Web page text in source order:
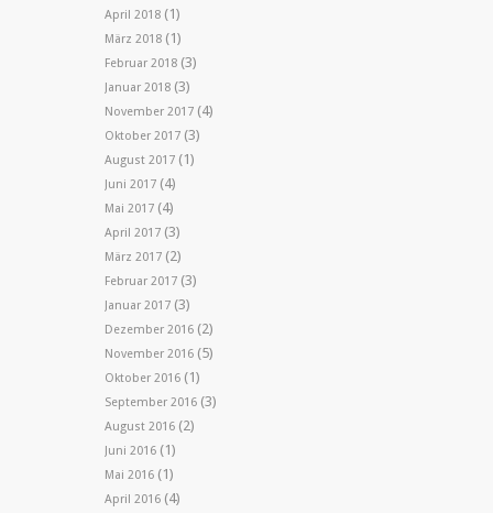
April 2018 (1)
März 2018 (1)
Februar 2018 (3)
Januar 2018 (3)
November 2017 (4)
Oktober 2017 (3)
August 2017 (1)
Juni 2017 (4)
Mai 2017 (4)
April 2017 (3)
März 2017 (2)
Februar 2017 (3)
Januar 2017 (3)
Dezember 2016 (2)
November 2016 (5)
Oktober 2016 (1)
September 2016 (3)
August 2016 (2)
Juni 2016 (1)
Mai 2016 (1)
April 2016 (4)